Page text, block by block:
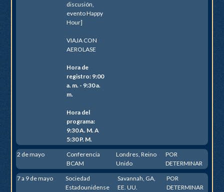
discusión,
evento Happy
Hour]
VIAJA CON
AEROLASE
Hora de
registro: 9:00
a. m. - 9:30 a.
m.
Hora del
programa:
9:30 A. M. A
5:30 P. M.
2 de mayo
Conferencia
BCAM
Londres, Reino
Unido
POR
DETERMINAR
7 a 9 de mayo
Sociedad
Estadounidense
Savannah, GA,
EE. UU.
POR
DETERMINAR